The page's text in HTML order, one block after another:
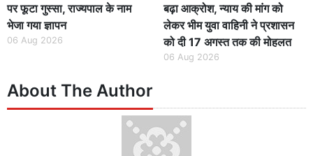
पर फूटा गुस्सा, राज्यपाल के नाम
भेजा गया ज्ञापन
06 Aug 2026
बढ़ा आक्रोश, न्याय की मांग को
लेकर भीम युवा वाहिनी ने प्रशासन
को दी 17 अगस्त तक की मोहलत
06 Aug 2026
About The Author